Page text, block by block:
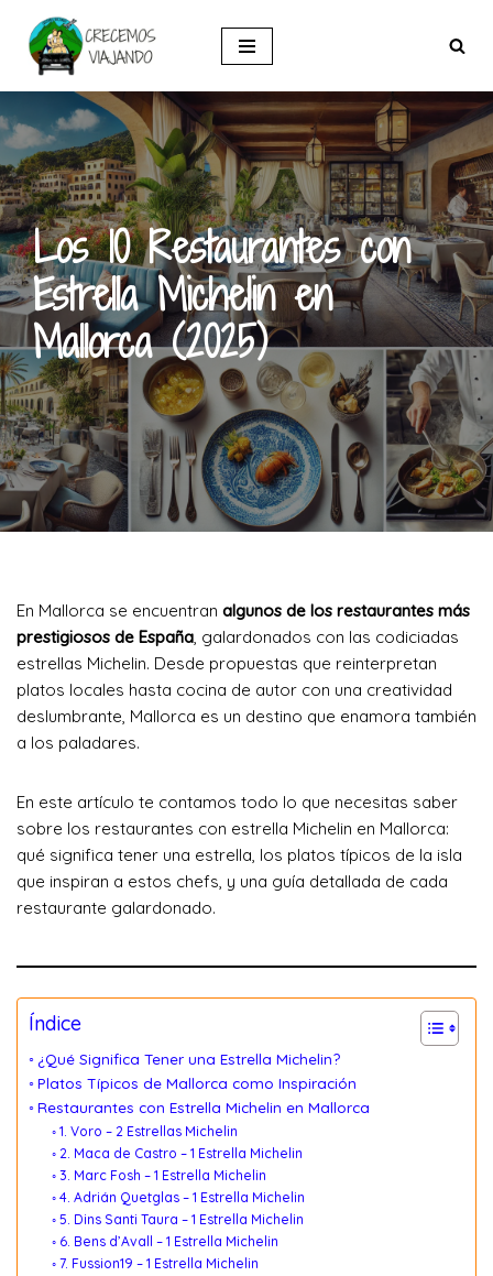
Saltar
contenido
Los 10 Restaurantes con
Estrella Michelin en
Mallorca (2025)
En Mallorca se encuentran algunos de los restaurantes más
prestigiosos de España, galardonados con las codiciadas
estrellas Michelin. Desde propuestas que reinterpretan
platos locales hasta cocina de autor con una creatividad
deslumbrante, Mallorca es un destino que enamora también
a los paladares.
En este artículo te contamos todo lo que necesitas saber
sobre los restaurantes con estrella Michelin en Mallorca:
qué significa tener una estrella, los platos típicos de la isla
que inspiran a estos chefs, y una guía detallada de cada
restaurante galardonado.
Índice
¿Qué Significa Tener una Estrella Michelin?
Platos Típicos de Mallorca como Inspiración
Restaurantes con Estrella Michelin en Mallorca
1. Voro – 2 Estrellas Michelin
2. Maca de Castro – 1 Estrella Michelin
3. Marc Fosh – 1 Estrella Michelin
4. Adrián Quetglas – 1 Estrella Michelin
5. Dins Santi Taura – 1 Estrella Michelin
6. Bens d’Avall – 1 Estrella Michelin
7. Fussion19 – 1 Estrella Michelin